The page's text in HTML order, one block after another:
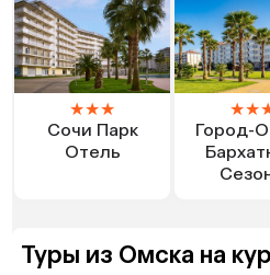
★★★
Сочи Парк
Отель
★★
Город-
Туры из Омска на